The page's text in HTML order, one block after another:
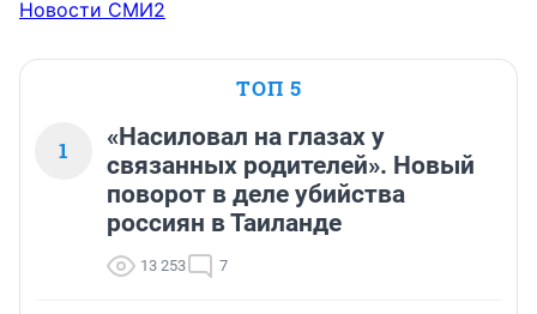
Новости СМИ2
ТОП 5
1
«Насиловал на глазах у
связанных родителей». Новый
поворот в деле убийства
россиян в Таиланде
13 253 7